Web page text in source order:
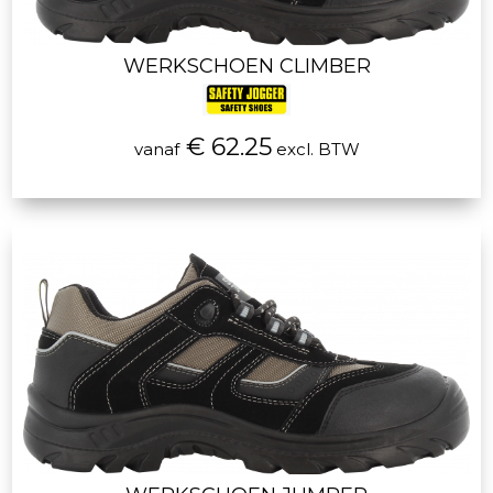
WERKSCHOEN CLIMBER
vanaf€ 62.25excl. BTW